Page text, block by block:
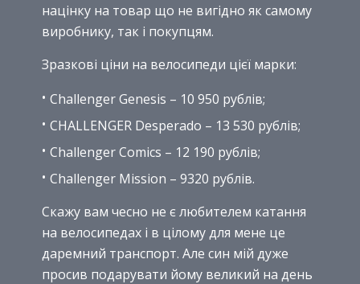
націнку на товар що не вигідно як самому
виробнику, так і покупцям.
Зразкові ціни на велосипеди цієї марки:
Challenger Genesis – 10 950 рублів;
CHALLENGER Desperado – 13 530 рублів;
Challenger Comics – 12 190 рублів;
Challenger Mission – 9320 рублів.
Скажу вам чесно не є любителем катання
на велосипедах і в цілому для мене це
даремний транспорт. Але син мій дуже
просив подарувати йому великий на день